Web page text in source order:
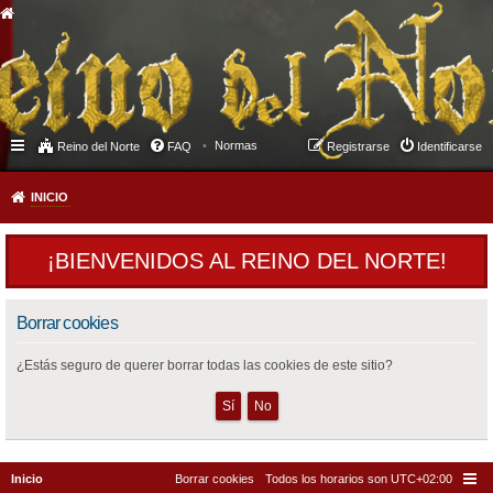
Reino del Norte FAQ Normas Identificarse
Registrarse
INICIO
¡BIENVENIDOS AL REINO DEL NORTE!
Borrar cookies
¿Estás seguro de querer borrar todas las cookies de este sitio?
Inicio Todos los horarios son UTC+02:00
Borrar cookies